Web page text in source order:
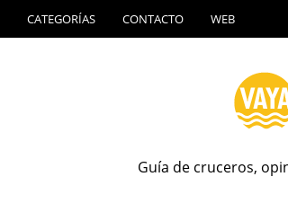
CATEGORÍAS CONTACTO WEB
Guía de cruceros,